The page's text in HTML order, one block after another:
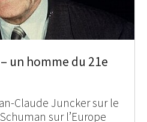
un homme du 21e
Claude Juncker sur le
sur l’Europe